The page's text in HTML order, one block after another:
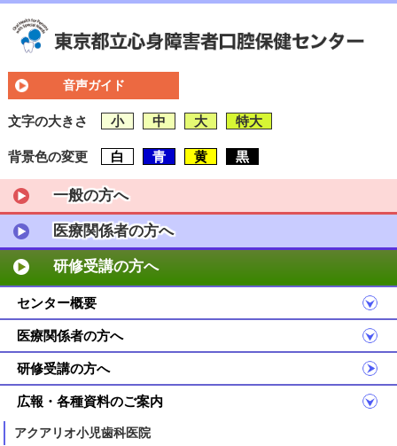
音声ガイド
文字の大きさ 小 中 大 特大
背景色の変更 白 青 黄 黒
一般の方へ
医療関係者の方へ
研修受講の方へ
センター概要
医療関係者の方へ
研修受講の方へ
広報・各種資料のご案内
アクアリオ小児歯科医院